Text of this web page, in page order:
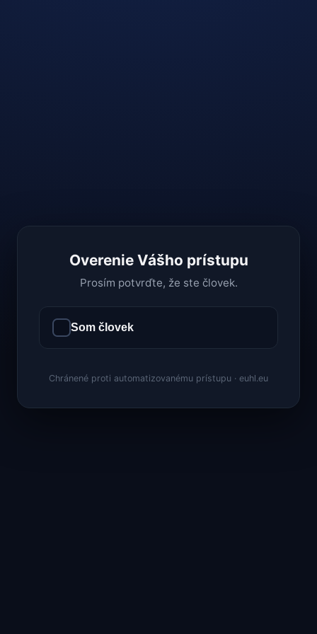
Overenie Vášho prístupu
Prosím potvrďte, že ste človek.
Som človek
Chránené proti automatizovanému prístupu · euhl.eu